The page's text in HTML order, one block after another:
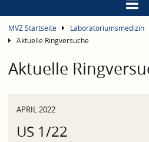
MVZ Startseite Laboratoriumsmedizin
Aktuelle Ringversuche
Aktuelle
APRIL 2022
US 1/22